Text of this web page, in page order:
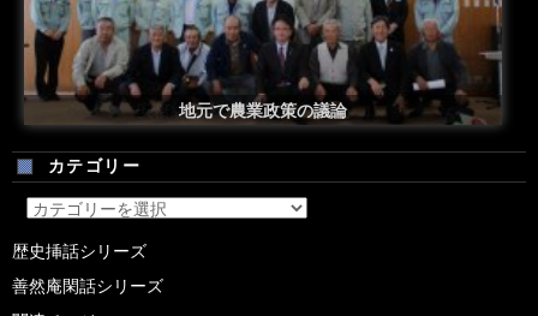
安倍総理米国議会演説後の一コマ
地元で農業政策の議論
カテゴリー
カ
テ
リ
歴史挿話シリーズ
善然庵閑話シリーズ